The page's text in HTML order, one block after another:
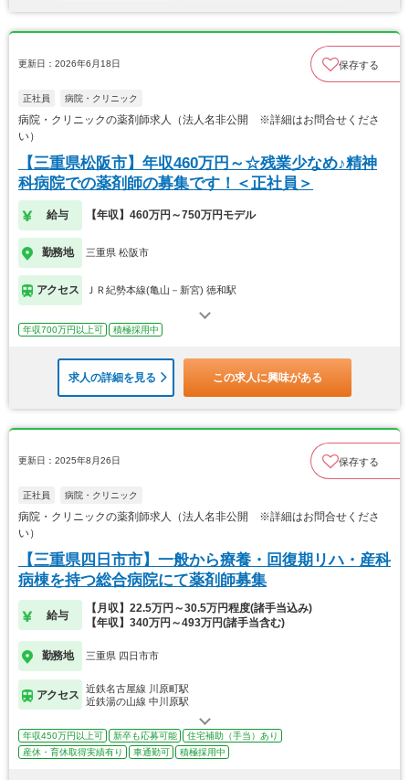
更新日：2026年6月18日 保存する
正社員 病院・クリニック
病院・クリニックの薬剤師求人（法人名非公開 ※詳細はお問合せくださ
い）
【三重県松阪市】年収460万円～☆残業少なめ♪精神
科病院での薬剤師の募集です！＜正社員＞
給与 【年収】460万円～750万円モデル
勤務地 三重県 松阪市
アクセス ＪＲ紀勢本線(亀山－新宮) 徳和駅
年収700万円以上可 積極採用中
求人の詳細を見る この求人に興味がある
更新日：2025年8月26日 保存する
正社員 病院・クリニック
病院・クリニックの薬剤師求人（法人名非公開 ※詳細はお問合せくださ
い）
【三重県四日市市】一般から療養・回復期リハ・産科
病棟を持つ総合病院にて薬剤師募集
給与
【月収】22.5万円～30.5万円程度(諸手当込み)
【年収】340万円～493万円(諸手当含む)
勤務地 三重県 四日市市
アクセス
近鉄名古屋線 川原町駅
近鉄湯の山線 中川原駅
年収450万円以上可 新卒も応募可能
住宅補助（手当）あり
産休・育休取得実績有り
車通勤可 積極採用中